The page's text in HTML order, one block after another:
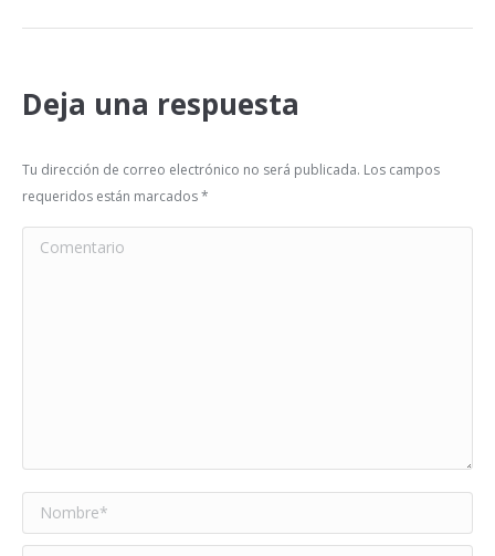
Deja una respuesta
Tu dirección de correo electrónico no será publicada. Los campos
requeridos están marcados*
Comentario
Nombre *